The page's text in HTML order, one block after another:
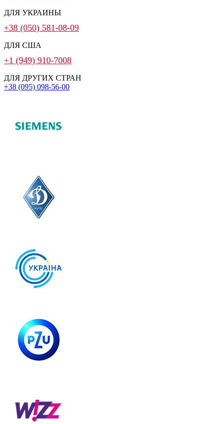
ДЛЯ УКРАИНЫ
+38 (050) 581-08-09
ДЛЯ США
+1 (949) 910-7008
ДЛЯ ДРУГИХ СТРАН
+38 (095) 098-56-00